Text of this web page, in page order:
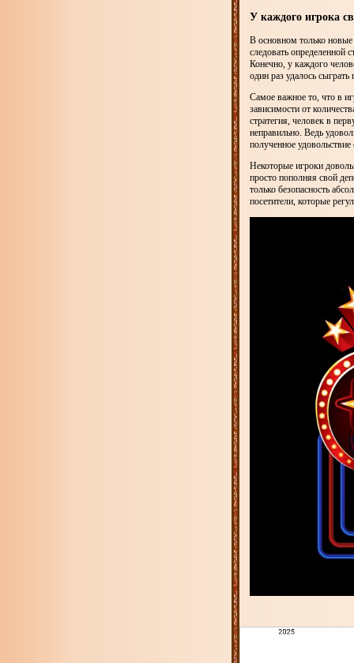
У каждого игрока
В основном только новые
следовать определенной
Конечно, у каждого
один раз удалось
Самое важное то, что в
зависимости от
стратегия, человек в
неправильно. Ведь
полученное
Некоторые игроки
просто пополняя свой
только безопасность
посетители, которые